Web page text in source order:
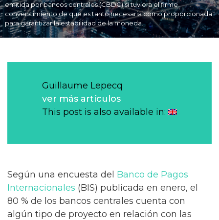
emitida por bancos centrales (CBDC) si tuviera el firme
convencimiento de que es tanto necesaria como proporcionada
para garantizar la estabilidad de la moneda.
Guillaume Lepecq
ver más artículos
This post is also available in:
Según una encuesta del Banco de Pagos
Internacionales (BIS) publicada en enero, el
80 % de los bancos centrales cuenta con
algún tipo de proyecto en relación con las